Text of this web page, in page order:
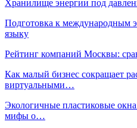
Хранилище энергии под
Подготовка к международным
языку
Рейтинг компаний Москвы:
Как малый бизнес сокращает
виртуальными…
Экологичные пластиковые
мифы о…